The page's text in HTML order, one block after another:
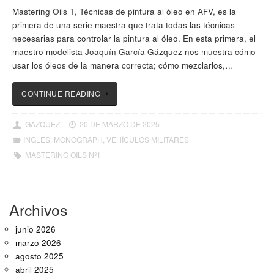
Mastering Oils 1, Técnicas de pintura al óleo en AFV, es la
primera de una serie maestra que trata todas las técnicas
necesarias para controlar la pintura al óleo. En esta primera, el
maestro modelista Joaquín García Gázquez nos muestra cómo
usar los óleos de la manera correcta; cómo mezclarlos,…
CONTINUE READING
GAZQUEZ
20 DE MARZO DE 2025
INGLÉS, MONOGRAPH, VEHÍCULOS MILITARES
MASTERING OILS Nº1
Archivos
junio 2026
marzo 2026
agosto 2025
abril 2025